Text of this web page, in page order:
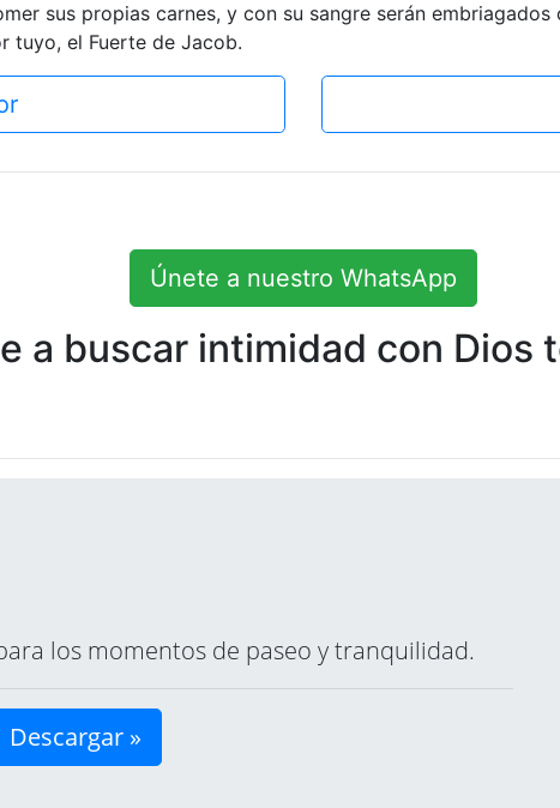
sus propias carnes, y con su sangre serán
tuyo, el Fuerte de Jacob.
Únete a nuestro WhatsApp
a buscar intimidad con Dios
los momentos de paseo y tranquilidad.
Descargar »